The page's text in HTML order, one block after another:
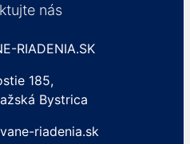
nás
RIADENIA.SK
185,
Bystrica
riadenia.sk